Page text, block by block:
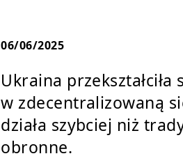
06/06/2025
Ukraina
w zdecentralizowaną
działa szybciej niż
obronne.